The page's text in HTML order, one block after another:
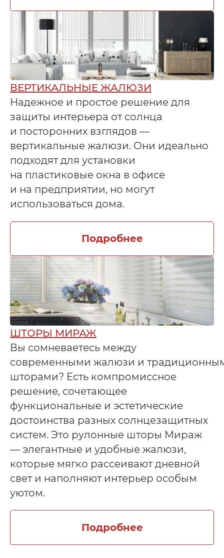
ВЕРТИКАЛЬНЫЕ ЖАЛЮЗИ
Надежное и простое решение для
защиты интерьера от солнца
и посторонних взглядов —
вертикальные жалюзи. Они идеально
подходят для установки
на пластиковые окна в офисе
и на предприятии, но могут
использоваться дома.
Подробнее
ШТОРЫ МИРАЖ
Вы сомневаетесь между
современными жалюзи и
шторами? Есть компромиссное
решение, сочетающее
функциональные и эстетические
достоинства разных солнцезащитных
систем. Это рулонные шторы Мираж
— элегантные и удобные жалюзи,
которые мягко рассеивают дневной
свет и наполняют интерьер особым
уютом.
Подробнее